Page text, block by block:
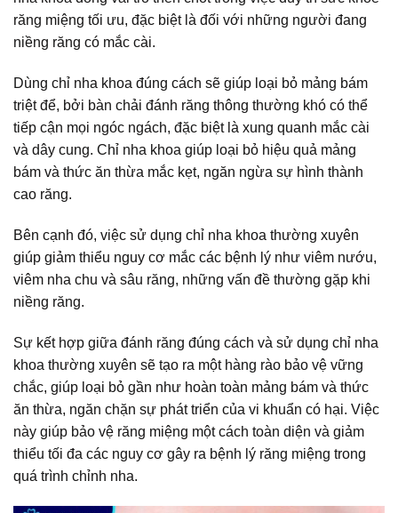
răng miệng tối ưu, đặc biệt là đối với những người đang
niềng răng có mắc cài.
Dùng chỉ nha khoa đúng cách sẽ giúp loại bỏ mảng bám
triệt để, bởi bàn chải đánh răng thông thường khó có thể
tiếp cận mọi ngóc ngách, đặc biệt là xung quanh mắc cài
và dây cung. Chỉ nha khoa giúp loại bỏ hiệu quả mảng
bám và thức ăn thừa mắc kẹt, ngăn ngừa sự hình thành
cao răng.
Bên cạnh đó, việc sử dụng chỉ nha khoa thường xuyên
giúp giảm thiểu nguy cơ mắc các bệnh lý như viêm nướu,
viêm nha chu và sâu răng, những vấn đề thường gặp khi
niềng răng.
Sự kết hợp giữa đánh răng đúng cách và sử dụng chỉ nha
khoa thường xuyên sẽ tạo ra một hàng rào bảo vệ vững
chắc, giúp loại bỏ gần như hoàn toàn mảng bám và thức
ăn thừa, ngăn chặn sự phát triển của vi khuẩn có hại. Việc
này giúp bảo vệ răng miệng một cách toàn diện và giảm
thiểu tối đa các nguy cơ gây ra bệnh lý răng miệng trong
quá trình chỉnh nha.